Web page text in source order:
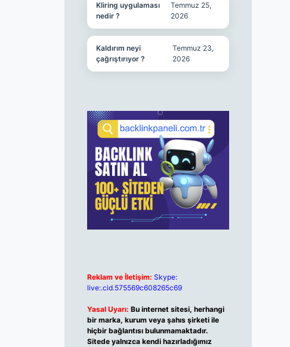
Kliring uygulaması
nedir ?
Temmuz 25,
2026
Kaldırım neyi
çağrıştırıyor ?
Temmuz 23,
2026
Reklam ve İletişim: Skype:
live:.cid.575569c608265c69
Yasal Uyarı: Bu internet sitesi, herhangi
bir marka, kurum veya şahıs şirketi ile
hiçbir bağlantısı bulunmamaktadır.
Sitede yalnızca kendi hazırladığımız